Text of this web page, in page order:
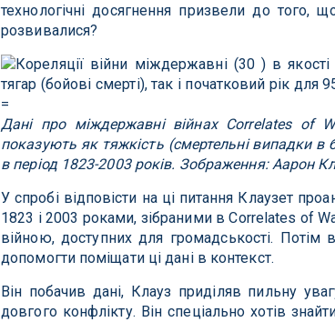
технологічні досягнення призвели до того,
розвивалися?
Дані про міждержавні війнах Correlates of
показують як тяжкість (смертельні випадки в
в період 1823-2003 років. Зображення: Аарон
У спробі відповісти на ці питання Клаузет
1823 і 2003 роками, зібраними в Correlates of
війною, доступних для громадськості.
допомогти поміщати ці дані в контекст.
Він побачив дані, Клауз приділяв пильну
довгого конфлікту. Він спеціально хотів